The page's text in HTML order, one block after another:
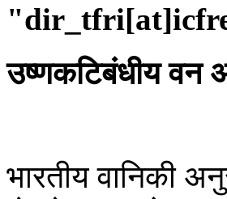
उष्णकटिबंधीय वन
भारतीय वानिकी